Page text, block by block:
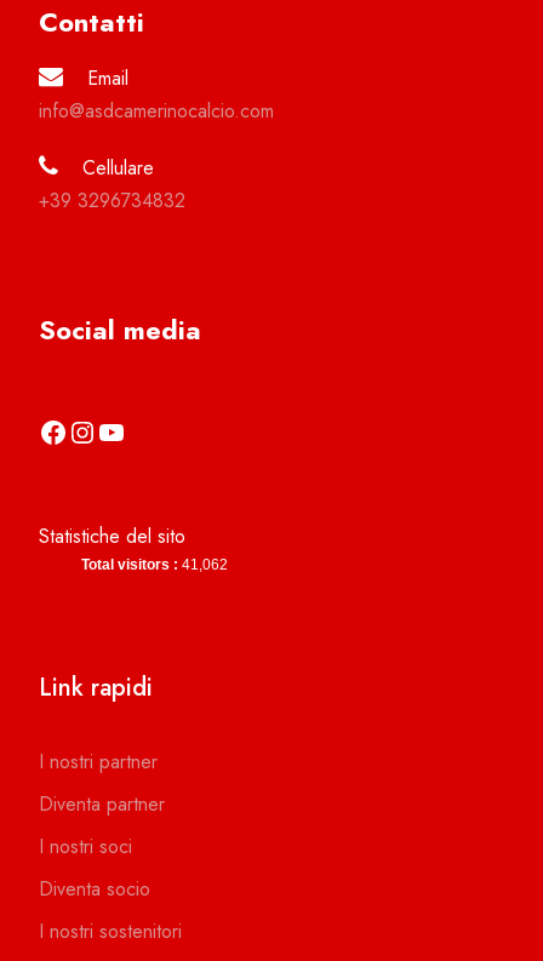
Contatti
Email
info@asdcamerinocalcio.com
Cellulare
+39 3296734832
Social media
https://it-it.facebook.com/asdcamerinocalcio https://www.instagram.com/camerinocalcio/ https://www.youtube.com/channel/UCl4n2co-g2dZSKsLZ-lZy9g
Statistiche del sito
Total visitors : 41,062
Link rapidi
I nostri partner
Diventa partner
I nostri soci
Diventa socio
I nostri sostenitori